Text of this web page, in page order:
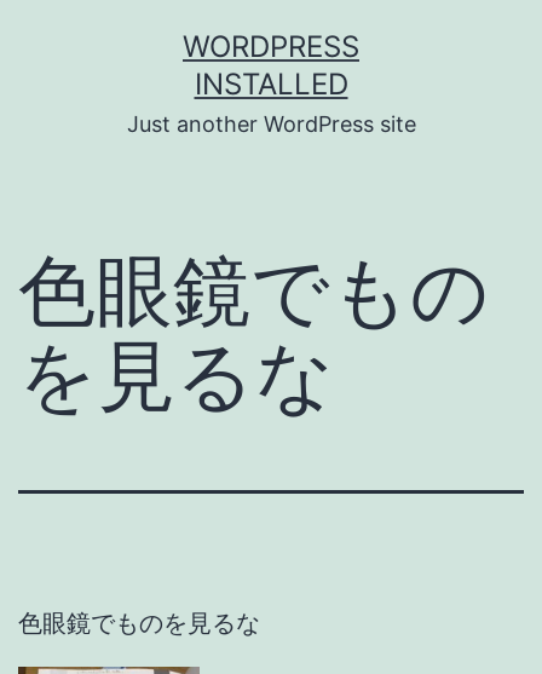
WORDPRESS
INSTALLED
Just another WordPress site
色眼鏡でもの
を見るな
色眼鏡でものを見るな